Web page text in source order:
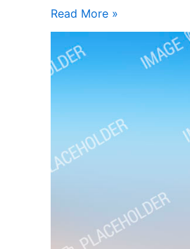
Read More »
Curabitur
cursus
condimentum